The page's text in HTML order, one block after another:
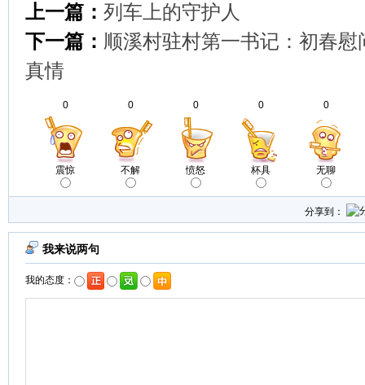
上一篇： 列车上的守护人
下一篇： 顺溪村驻村第一书记：初春
真情
0
震惊
0
不解
0
愤怒
0
杯具
0
无聊
分享到：